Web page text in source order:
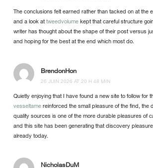
The conclusions felt earned rather than tacked on at the
and a look attweedvolumekept that careful structure
writer has thought about the shape of their post versus
and hoping for the best at the end which most do.
BrendonHon
26 JUIN 2026 AT 20 H 48 MIN
Quietly enjoying that I have found a new site to follow for
vesseltamereinforced the small pleasure of the find, the
quality sources is one of the more durable pleasures of
and this site has been generating that discovery
already today.
NicholasDuM